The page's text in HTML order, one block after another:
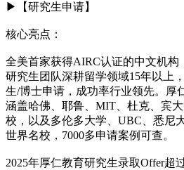
▶【研究生申请】
核心亮点：
全美首家获得AIRC认证的中文机构
研究生团队深耕留学领域15年以上
生/博士申请，成功率行业领先。厚
涵盖哈佛、耶鲁、MIT、杜克、宾
校，以及多伦多大学、UBC、悉尼
世界名校，7000多申请案例可查。
2025年厚仁教育研究生录取Offer超